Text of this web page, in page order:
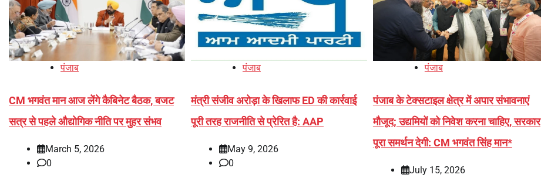
पंजाब
CM भगवंत मान आज लेंगे कैबिनेट बैठक, बजट
सत्र से पहले औद्योगिक नीति पर मुहर संभव
March 5, 2026
0
पंजाब
मंत्री संजीव अरोड़ा के खिलाफ ED की कार्रवाई
पूरी तरह राजनीति से प्रेरित है: AAP
May 9, 2026
0
पंजाब
पंजाब के टेक्सटाइल क्षेत्र में अपार संभावनाएं
मौजूद; उद्यमियों को निवेश करना चाहिए, सरकार
पूरा समर्थन देगी: CM भगवंत सिंह मान*
July 15, 2026